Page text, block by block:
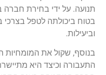
תנועה. על ידי בחירת חברה
בטוח ביכולתה לטפל בצרכי
וביעילות.
בנוסף, שקול את
התעבורה וכיצד היא